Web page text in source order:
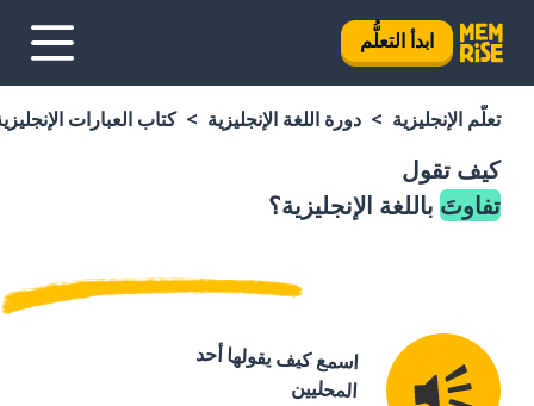
ابدأ التعلُّم
تعلَّم الإنجليزية دورة اللغة الإنجليزية كتاب العبارات
كيف تقول
تفاوتَ باللغة الإنجليزية؟
اسمع كيف يقولها أحد
المحليين